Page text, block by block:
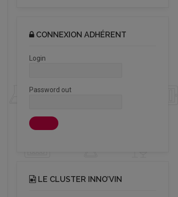
CONNEXION ADHÉRENT
Login
Password out
LE CLUSTER INNO’VIN